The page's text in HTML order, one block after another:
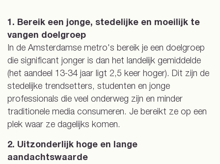
1. Bereik een jonge, stedelijke en moeilijk te
vangen doelgroep
In de Amsterdamse metro's bereik je een doelgroep
die significant jonger is dan het landelijk gemiddelde
(het aandeel 13-34 jaar ligt 2,5 keer hoger). Dit zijn de
stedelijke trendsetters, studenten en jonge
professionals die veel onderweg zijn en minder
traditionele media consumeren. Je bereikt ze op een
plek waar ze dagelijks komen.
2. Uitzonderlijk hoge en lange
aandachtswaarde